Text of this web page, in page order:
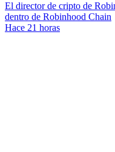
El director de cripto de
dentro de Robinhood Chain
Hace 21 horas